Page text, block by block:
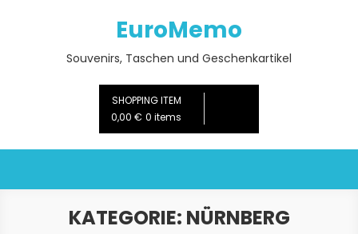
EuroMemo
Souvenirs, Taschen und Geschenkartikel
SHOPPING ITEM
0,00 € 0 items
KATEGORIE: NÜRNBERG